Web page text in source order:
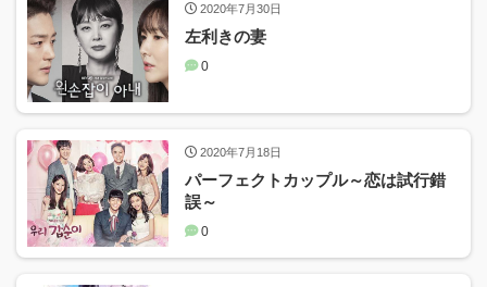
2020年7月30日
左利きの妻
0
2020年7月18日
パーフェクトカップル～恋は試行錯
誤～
0